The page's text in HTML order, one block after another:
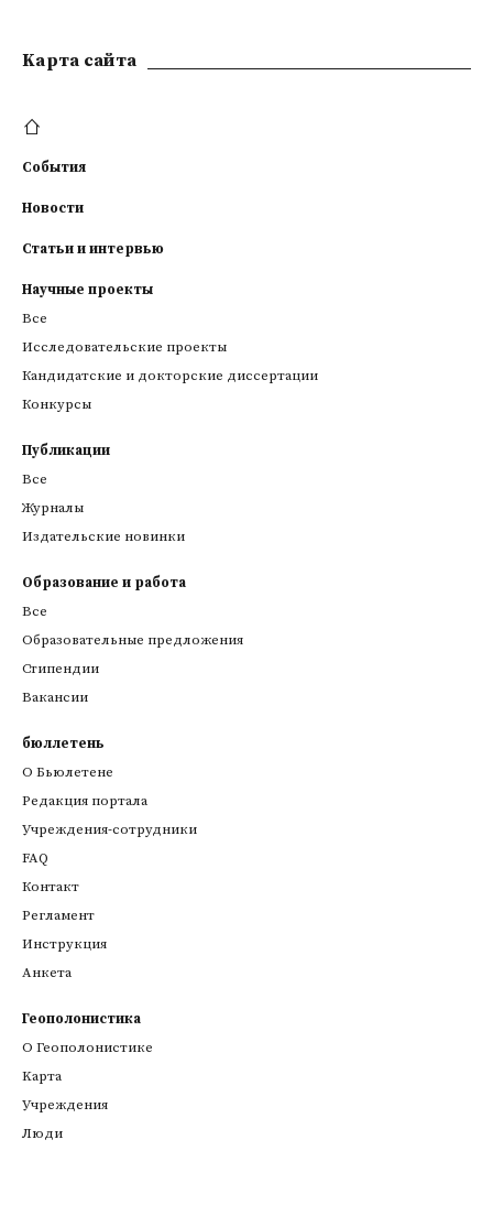
Kарта сайта
События
Новости
Статьи и интервью
Научные проекты
Все
Исследовательские проекты
Кандидатские и докторские диссертации
Конкурсы
Публикации
Все
Журналы
Издательские новинки
Образование и работа
Все
Образовательные предложения
Стипендии
Вакансии
бюллетень
О Бьюлетене
Редакция портала
Учреждения-сотрудники
FAQ
Контакт
Регламент
Инструкция
Анкета
Геополонистика
О Геополонистике
Kарта
Учреждения
Люди